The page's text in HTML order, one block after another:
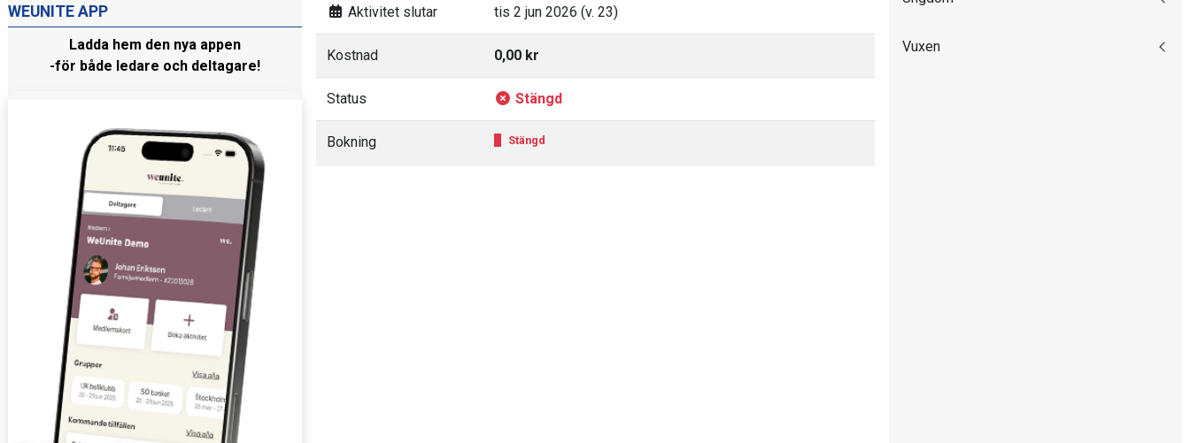
WEUNITE APP
Ladda hem den nya appen
-för både ledare och deltagare!
Aktivitet slutar tis 2 jun 2026 (v. 23)
Kostnad 0,00 kr
Status Stängd
Bokning Stängd
Vuxen